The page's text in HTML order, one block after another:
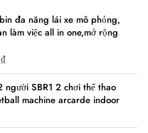
đa năng lái xe mô phỏng,
làm việc all in one,mở rộng
₫
price
is:
9.990.000 ₫.
SBR1 2 chơi thể thao
machine arcarde indoor